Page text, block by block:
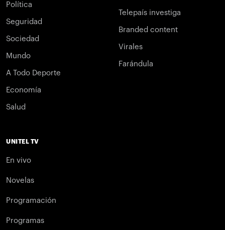
Política
Seguridad
Sociedad
Mundo
A Todo Deporte
Economía
Salud
Telepaís investiga
Branded content
Virales
Farándula
UNITEL TV
En vivo
Novelas
Programación
Programas